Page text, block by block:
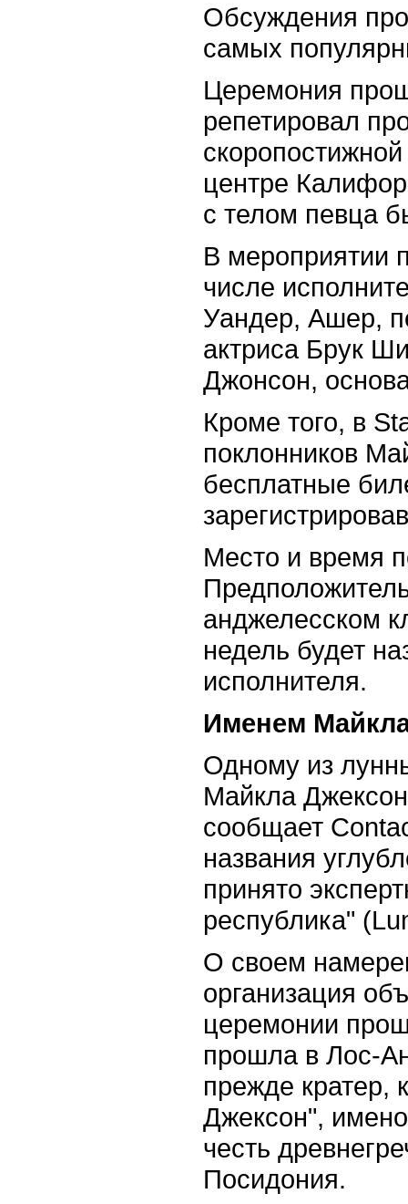
Обсуждения
самых
Церемония
репетировал
центре
с телом певца
В мероприятии
числе
Уандер, Ашер,
актриса Брук
Джонсон,
Кроме того, в
поклонников
бесплатные
Место и время
анджелесском
недель будет
исполнителя.
Именем
Одному из
Майкла
сообщает
названия
принято
республика"
О своем
организация
церемонии
прошла в Лос-
прежде кратер,
Джексон",
честь
Посидония.